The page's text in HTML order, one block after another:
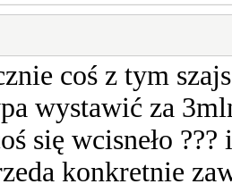
coś z tym
wystawić za
się wcisneło
konkretnie